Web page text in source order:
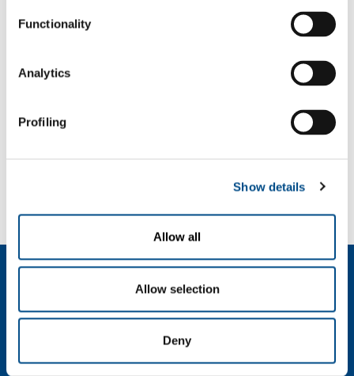
Functionality
Analytics
Profiling
Show details
Allow all
Allow selection
Deny
Chi siamo
Etica e valori